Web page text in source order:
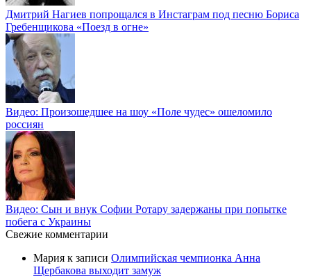
Дмитрий Нагиев попрощался в Инстаграм под песню Бориса
Гребенщикова «Поезд в огне»
Видео: Произошедшее на шоу «Поле чудес» ошеломило
россиян
Видео: Сын и внук Софии Ротару задержаны при попытке
побега с Украины
Свежие комментарии
Мария к записи Олимпийская чемпионка Анна
Щербакова выходит замуж